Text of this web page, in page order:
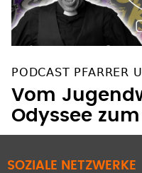
PODCAST PFARRER
Vom
Odyssee zum
SOZIALE NETZWERKE